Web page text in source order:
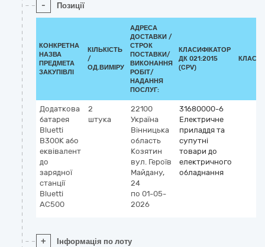
- Позиції
КОНКРЕТНА
НАЗВА
ПРЕДМЕТА
ЗАКУПІВЛІ
КІЛЬКІСТЬ
/
ОД.ВИМІРУ
АДРЕСА
ДОСТАВКИ /
СТРОК
ПОСТАВКИ/
ВИКОНАННЯ
РОБІТ/
НАДАННЯ
ПОСЛУГ:
КЛАСИФІКАТОР
ДК 021:2015
(CPV)
Додаткова
батарея
Bluetti
B300K або
еквівалент
до
зарядної
станції
Bluetti
АС500
2
штука
22100
Україна
Вінницька
область
Козятин
вул. Героїв
Майдану,
24
по 01-05-
2026
31680000-6
Електричне
приладдя та
супутні
товари до
електричного
обладнання
+ Інформація по лоту